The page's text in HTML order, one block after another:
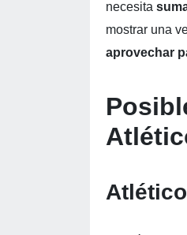
necesita
mostrar una
aprovechar